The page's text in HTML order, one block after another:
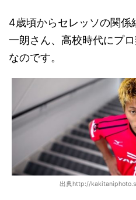
4歳頃からセレッソの関係
一朗さん、高校時代にプ
なのです。
出典http://